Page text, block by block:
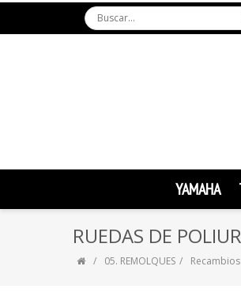
YAMAHA
RUEDAS DE
05. REMOLQUES Recambios